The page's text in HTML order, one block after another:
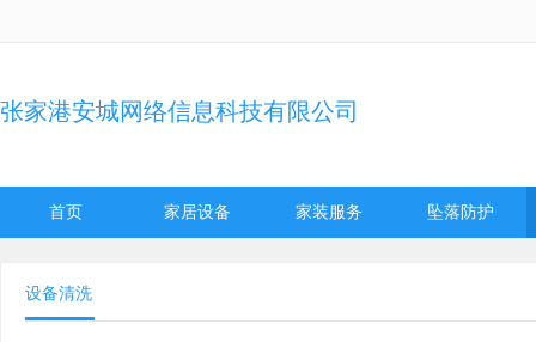
张家港安城网络信息科技有限公司
首页 家居设备 家装服务 坠落防护
设备清洗